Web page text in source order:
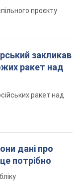
дані про
потрібно